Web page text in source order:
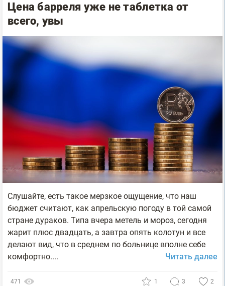
Цена барреля уже не таблетка от
всего, увы
Слушайте, есть такое мерзкое ощущение, что наш
бюджет считают, как апрельскую погоду в той самой
стране дураков. Типа вчера метель и мороз, сегодня
жарит плюс двадцать, а завтра опять колотун и все
делают вид, что в среднем по больнице вполне себе
комфортно....
Читать далее
471 1 3 2